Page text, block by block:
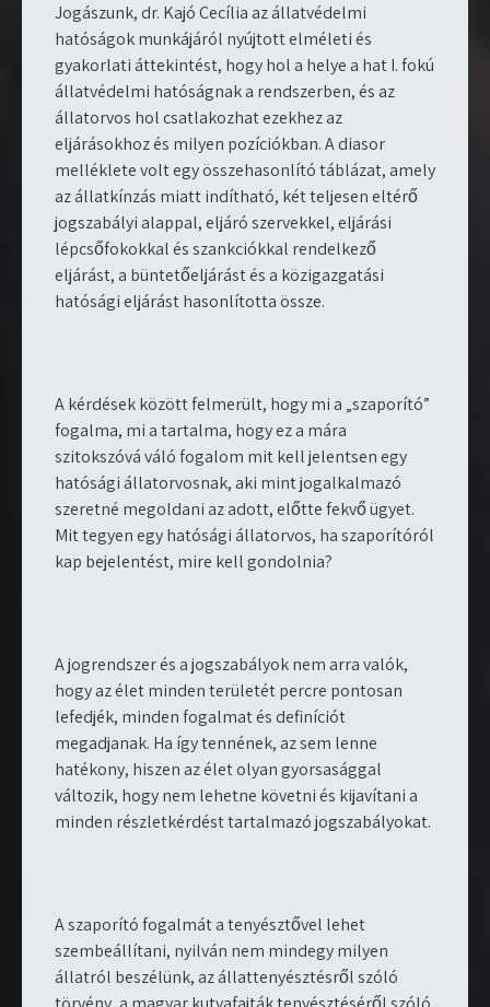
Jogászunk, dr. Kajó Cecília az állatvédelmi
hatóságok munkájáról nyújtott elméleti és
gyakorlati áttekintést, hogy hol a helye a hat I. fokú
állatvédelmi hatóságnak a rendszerben, és az
állatorvos hol csatlakozhat ezekhez az
eljárásokhoz és milyen pozíciókban. A diasor
melléklete volt egy összehasonlító táblázat, amely
az állatkínzás miatt indítható, két teljesen eltérő
jogszabályi alappal, eljáró szervekkel, eljárási
lépcsőfokokkal és szankciókkal rendelkező
eljárást, a büntetőeljárást és a közigazgatási
hatósági eljárást hasonlította össze.
A kérdések között felmerült, hogy mi a „szaporító”
fogalma, mi a tartalma, hogy ez a mára
szitokszóvá váló fogalom mit kell jelentsen egy
hatósági állatorvosnak, aki mint jogalkalmazó
szeretné megoldani az adott, előtte fekvő ügyet.
Mit tegyen egy hatósági állatorvos, ha szaporítóról
kap bejelentést, mire kell gondolnia?
A jogrendszer és a jogszabályok nem arra valók,
hogy az élet minden területét percre pontosan
lefedjék, minden fogalmat és definíciót
megadjanak. Ha így tennének, az sem lenne
hatékony, hiszen az élet olyan gyorsasággal
változik, hogy nem lehetne követni és kijavítani a
minden részletkérdést tartalmazó jogszabályokat.
A szaporító fogalmát a tenyésztővel lehet
szembeállítani, nyilván nem mindegy milyen
állatról beszélünk, az állattenyésztésről szóló